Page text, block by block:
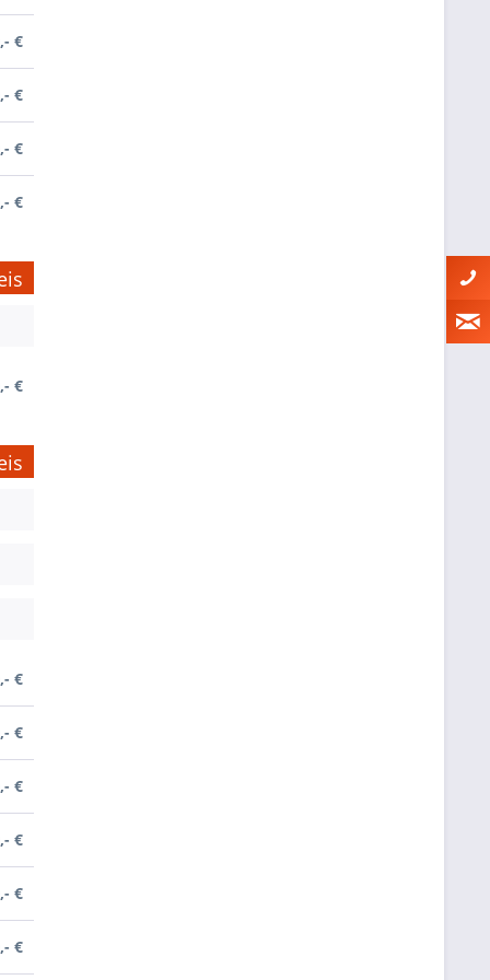
€
€
€
€
€
€
€
€
€
€
€